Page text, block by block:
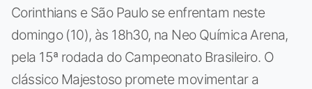
Corinthians e São Paulo se enfrentam neste
domingo (10), às 18h30, na Neo Química Arena,
pela 15ª rodada do Campeonato Brasileiro. O
clássico Majestoso promete movimentar a